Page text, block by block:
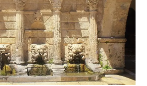
R
o
l
o
g
i
o
u